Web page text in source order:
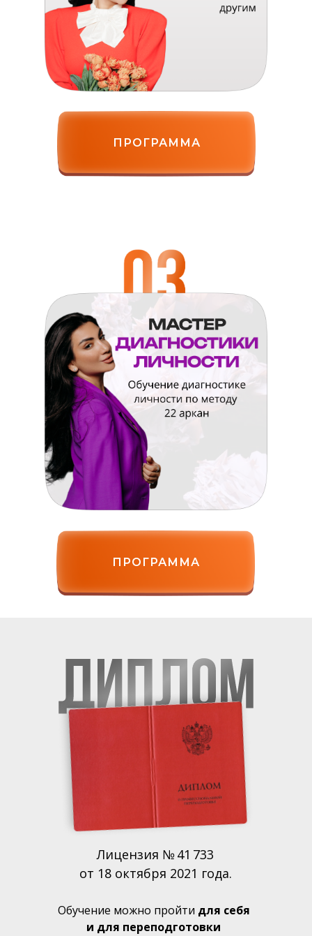
ПРОГРАММА
ПРОГРАММА
Лицензия № 41 733
от 18 октября 2021 года.
Обучение можно пройти для себя
и для переподготовки